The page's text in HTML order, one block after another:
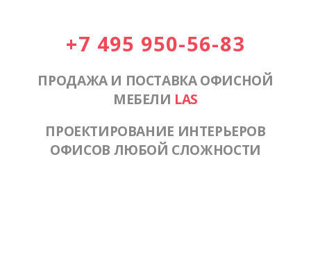
+7 495 950-56-83
ПРОДАЖА И ПОСТАВКА ОФИСНОЙ
МЕБЕЛИ LAS
ПРОЕКТИРОВАНИЕ ИНТЕРЬЕРОВ
ОФИСОВ ЛЮБОЙ СЛОЖНОСТИ